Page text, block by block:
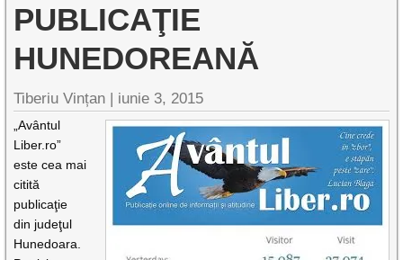
PUBLICAŢIE
HUNEDOREANĂ
Tiberiu Vințan | iunie 3, 2015
„Avântul
Liber.ro”
este cea mai
citită
publicaţie
din judeţul
Hunedoara.